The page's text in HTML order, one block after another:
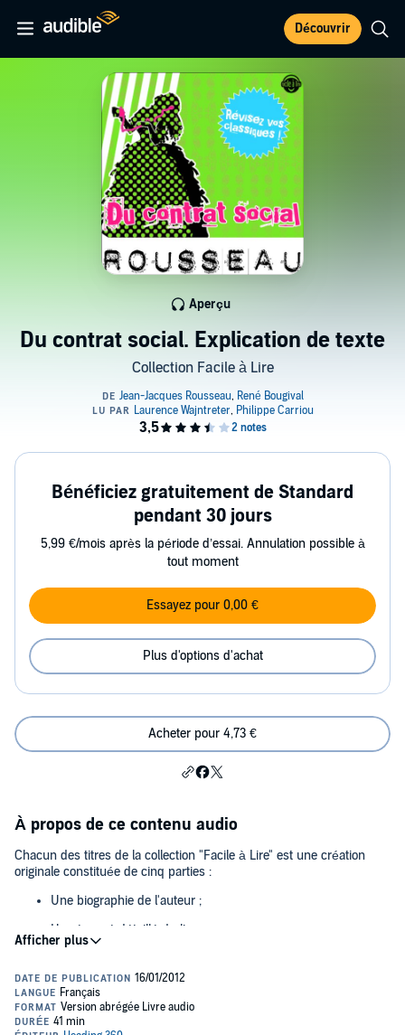
Découvrir
Du contrat social. Explication de texte
Collection Facile à Lire
Aperçu
Bénéficiez gratuitement de Standard
pendant 30 jours
5,99 €/mois après la période d’essai. Annulation possible à
tout moment
Essayez pour 0,00 €
Plus d'options d'achat
Acheter pour 4,73 €
À propos de ce contenu audio
Chacun des titres de la collection "Facile à Lire" est une création
originale constituée de cinq parties :
Une biographie de l'auteur ;
Un résumé détaillé du livre ;
Deux extraits représentatifs de l'œuvre.